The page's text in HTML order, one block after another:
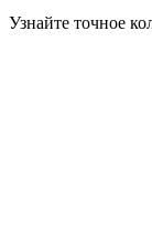
Узнайте точное